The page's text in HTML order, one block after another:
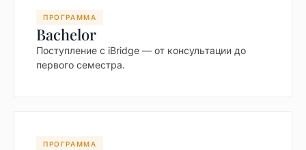
ПРОГРАММА
Bachelor
Поступление с iBridge — от консультации до
первого семестра.
ПРОГРАММА